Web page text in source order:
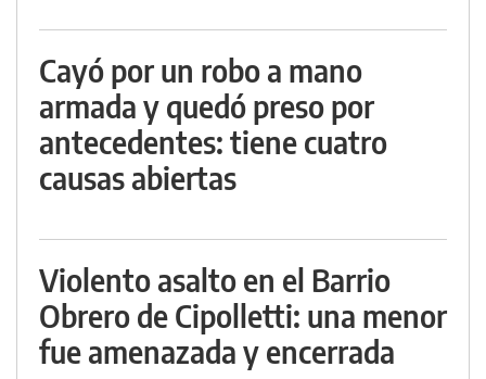
Cayó por un robo a mano
armada y quedó preso por
antecedentes: tiene cuatro
causas abiertas
Violento asalto en el Barrio
Obrero de Cipolletti: una menor
fue amenazada y encerrada